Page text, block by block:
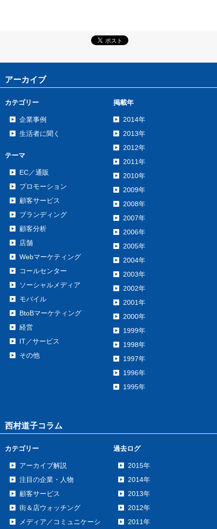
アーカイブ
カテゴリー
企業事例
生活者に聞く
テーマ
EC／通販
プロモーション
顧客サービス
ブランディング
顧客分析
店舗
Webマーケティング
コールセンター
ソーシャルメディア
モバイル
BtoBマーケティング
経営
IT／サービス
その他
掲載年
2014年
2013年
2012年
2011年
2010年
2009年
2008年
2007年
2006年
2005年
2004年
2003年
2002年
2001年
2000年
1999年
1998年
1997年
1996年
1995年
西村道子コラム
カテゴリー
アーカイブ解説
注目の企業・人物
顧客サービス
街＆店ウォッチング
メディア／コミュニケーシ
過去ログ
2015年
2014年
2013年
2012年
2011年